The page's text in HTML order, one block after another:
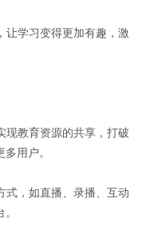
让学习变得更加有趣，激
现教育资源的共享，打破
用户。
式，如直播、录播、互动